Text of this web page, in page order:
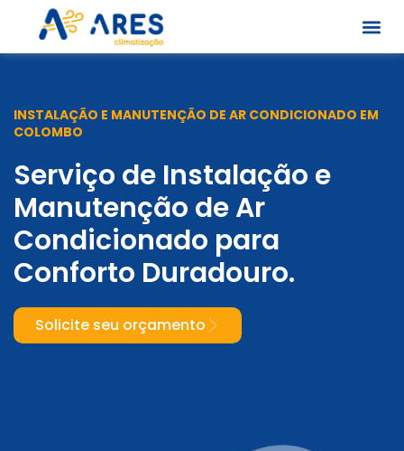
content
INSTALAÇÃO E MANUTENÇÃO DE AR CONDICIONADO EM
COLOMBO
Serviço de Instalação e
Manutenção de Ar
Condicionado para
Conforto Duradouro.
Solicite seu orçamento